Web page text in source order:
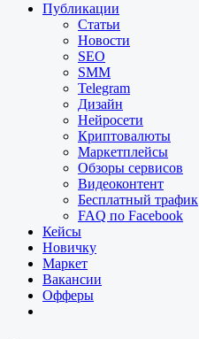
Публикации
Статьи
Новости
SEO
SMM
Telegram
Дизайн
Нейросети
Криптовалюты
Маркетплейсы
Обзоры сервисов
Видеоконтент
Бесплатный трафик
FAQ по Facebook
Кейсы
Новичку
Маркет
Вакансии
Офферы